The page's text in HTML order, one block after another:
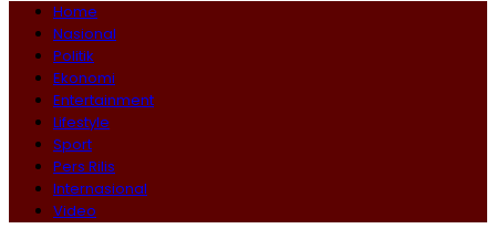
Home
Nasional
Politik
Ekonomi
Entertainment
Lifestyle
Sport
Pers Rilis
Internasional
Video